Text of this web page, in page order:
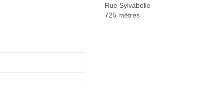
Rue Sylvabelle
725 mètres